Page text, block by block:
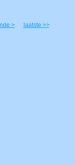
> laatste >>